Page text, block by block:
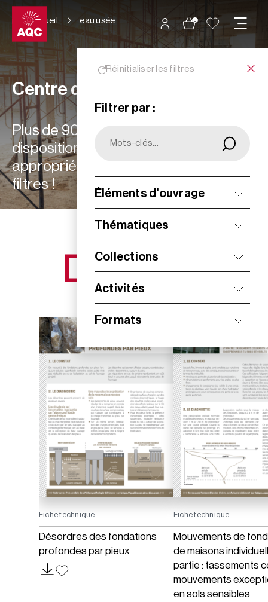
Panneau de gestion des cookies
0
Accueil eau usée
Réinitialiser les filtres
Filtrer par :
Éléments d'ouvrage
Thématiques
Collections
Activités
Formats
Centre de ressources
Plus de 900 ressources à votre
disposition : choisissez les plus
appropriées à vos besoins grâce aux
filtres !
NOS NOUVEAUTÉS
Fiche technique
Désordres des fondations
profondes par pieux
Fiche technique
Mouvements de
de maisons
partie : tassements
mouvements
en sols sensibles